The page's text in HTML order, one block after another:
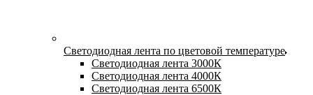
Светодиодная лента по цветовой температуре
Светодиодная лента 3000К
Светодиодная лента 4000К
Светодиодная лента 6500К